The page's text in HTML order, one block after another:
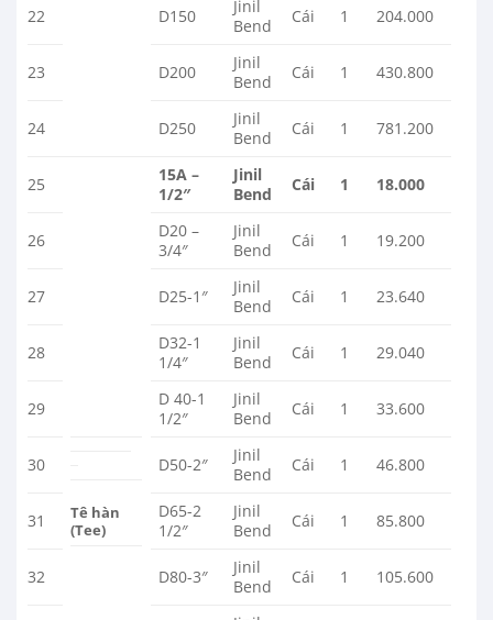
22 D150
Jinil
Bend
Cái 1 204.000
23 D200
Jinil
Bend
Cái 1 430.800
24 D250
Jinil
Bend
Cái 1 781.200
25
Tê hàn
(Tee)
15A –
1/2″
Jinil
Bend
Cái 1 18.000
26
D20 –
3/4″
Jinil
Bend
Cái 1 19.200
27 D25-1″
Jinil
Bend
Cái 1 23.640
28
D32-1
1/4″
Jinil
Bend
Cái 1 29.040
29
D 40-1
1/2″
Jinil
Bend
Cái 1 33.600
30 D50-2″
Jinil
Bend
Cái 1 46.800
31
D65-2
1/2″
Jinil
Bend
Cái 1 85.800
32 D80-3″
Jinil
Bend
Cái 1 105.600